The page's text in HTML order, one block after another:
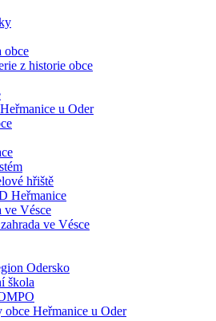
obce
z historie obce
u Oder
hřiště
Heřmanice
ve Vésce
ve Vésce
Odersko
škola
obce Heřmanice u Oder